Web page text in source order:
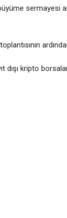
sermayesi
dışı kripto